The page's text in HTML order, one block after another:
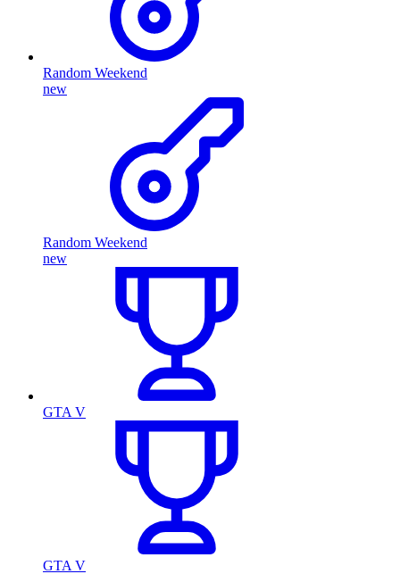
Random Weekend
new
Random Weekend
new
GTA V
GTA V